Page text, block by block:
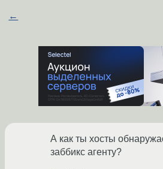
←
А как ты хосты
заббикс агенту?